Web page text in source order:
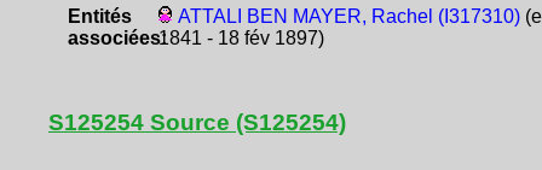
Entités
associées:
ATTALI BEN MAYER, Rachel (I317310)
1841 - 18 fév 1897)
S125254 Source (S125254)